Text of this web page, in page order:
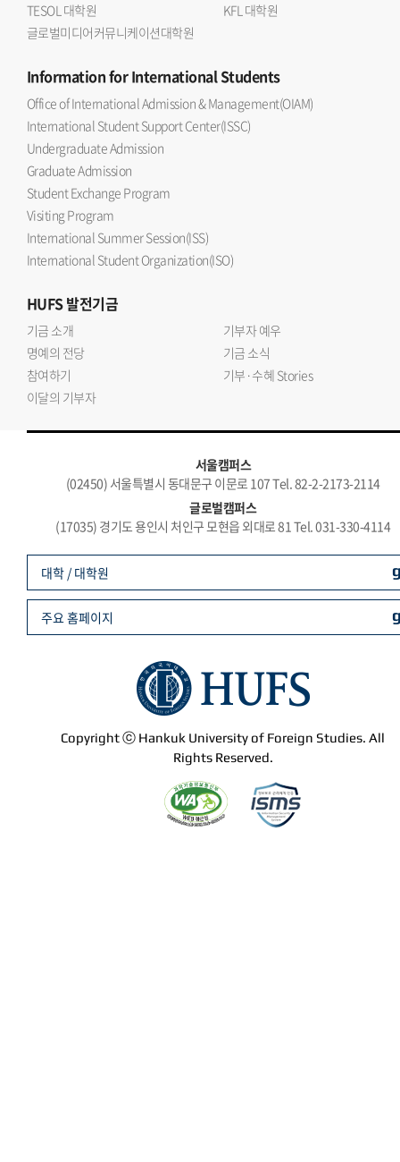
TESOL 대학원
KFL 대학원
글로벌미디어커뮤니케이션대학원
Informationfor International Students
Office of International Admission & Management(OIAM)
International Student Support Center(ISSC)
Undergraduate Admission
Graduate Admission
Student Exchange Program
Visiting Program
International Summer Session(ISS)
International Student Organization(ISO)
HUFS발전기금
기금 소개
기부자 예우
명예의 전당
기금 소식
참여하기
기부·수혜 Stories
이달의 기부자
서울캠퍼스
(02450) 서울특별시 동대문구 이문로 107 Tel. 82-2-2173-2114
글로벌캠퍼스
(17035) 경기도 용인시 처인구 모현읍 외대로 81 Tel. 031-330-4114
Copyright ⓒ Hankuk University of Foreign Studies. All
Rights Reserved.
대학 / 대학원
주요 홈페이지